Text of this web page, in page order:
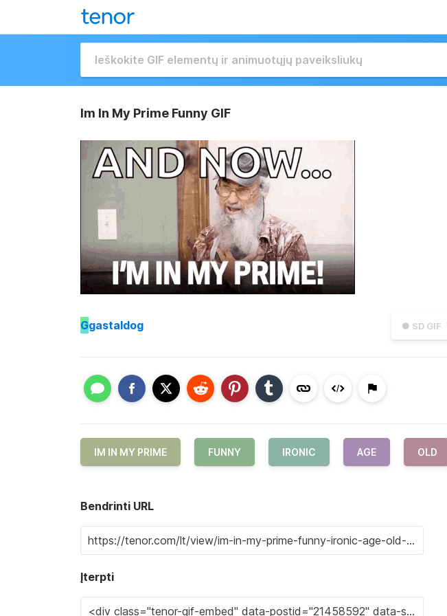
Im In My Prime Funny GIF
● SD GIF
Ggastaldog
IM IN MY PRIME FUNNY IRONIC AGE OLD
Bendrinti URL
Įterpti